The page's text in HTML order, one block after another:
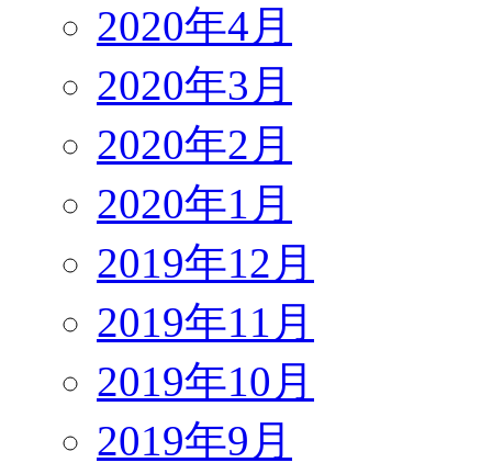
2020年4月
2020年3月
2020年2月
2020年1月
2019年12月
2019年11月
2019年10月
2019年9月